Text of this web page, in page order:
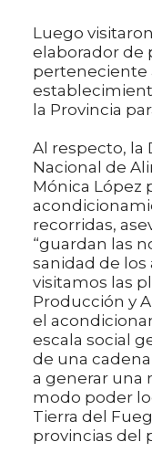
Luego
elaborador de
perteneciente
la Provincia
Al respecto, la
Nacional de
Mónica López
recorridas,
“guardan las
sanidad de
visitamos las
Producción y
el
escala social
de una
a generar una
modo poder
Tierra del
provincias del